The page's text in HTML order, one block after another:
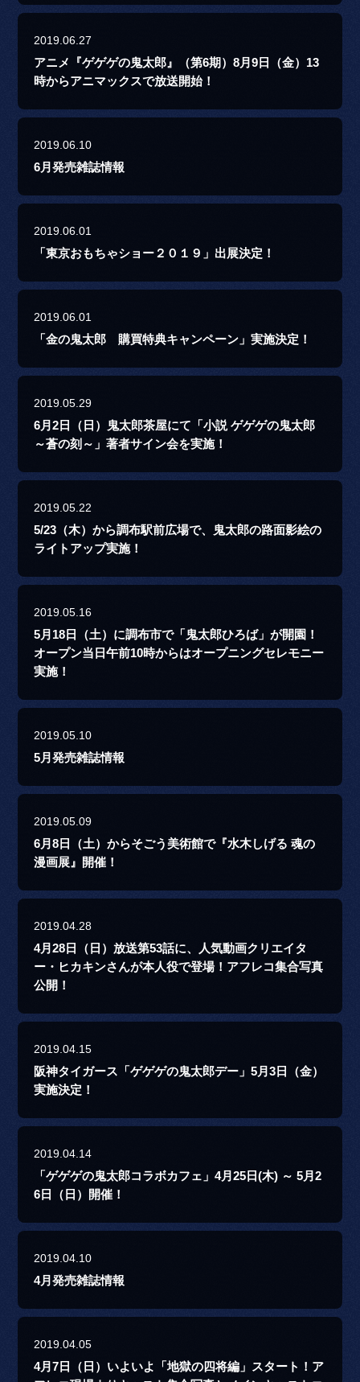
2019.06.27
アニメ『ゲゲゲの鬼太郎』（第6期）8月9日（金）13
時からアニマックスで放送開始！
2019.06.10
6月発売雑誌情報
2019.06.01
「東京おもちゃショー２０１９」出展決定！
2019.06.01
「金の鬼太郎 購買特典キャンペーン」実施決定！
2019.05.29
6月2日（日）鬼太郎茶屋にて「小説 ゲゲゲの鬼太郎
～蒼の刻～」著者サイン会を実施！
2019.05.22
5/23（木）から調布駅前広場で、鬼太郎の路面影絵の
ライトアップ実施！
2019.05.16
5月18日（土）に調布市で「鬼太郎ひろば」が開園！
オープン当日午前10時からはオープニングセレモニー
実施！
2019.05.10
5月発売雑誌情報
2019.05.09
6月8日（土）からそごう美術館で『水木しげる 魂の
漫画展』開催！
2019.04.28
4月28日（日）放送第53話に、人気動画クリエイタ
ー・ヒカキンさんが本人役で登場！アフレコ集合写真
公開！
2019.04.15
阪神タイガース「ゲゲゲの鬼太郎デー」5月3日（金）
実施決定！
2019.04.14
「ゲゲゲの鬼太郎コラボカフェ」4月25日(木) ～ 5月2
6日（日）開催！
2019.04.10
4月発売雑誌情報
2019.04.05
4月7日（日）いよいよ「地獄の四将編」スタート！ア